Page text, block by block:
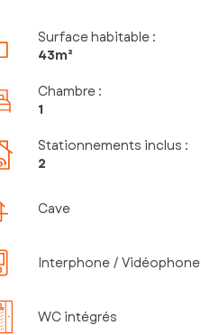
Surface habitable :
43m²
Chambre:
1
Stationnements inclus :
2
Cave
Interphone / Vidéophone
WC intégrés